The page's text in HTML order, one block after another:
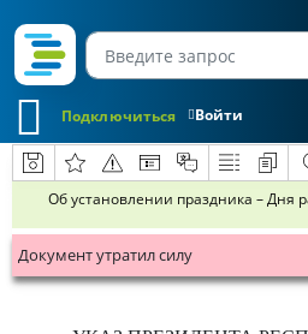
Войти
Подключиться
Об установлении праздника – Дня
Документ утратил силу